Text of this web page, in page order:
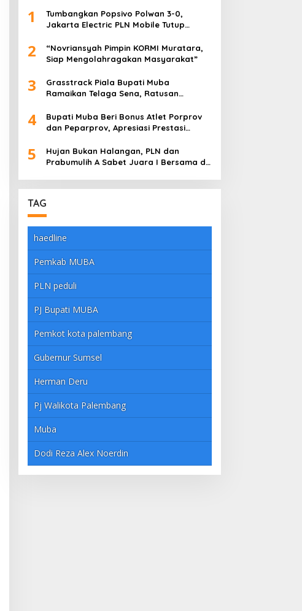
1
Tumbangkan Popsivo Polwan 3-0,
Jakarta Electric PLN Mobile Tutup
Meyakinkan
2
“Novriansyah Pimpin KORMI Muratara,
Siap Mengolahragakan Masyarakat”
3
Grasstrack Piala Bupati Muba
Ramaikan Telaga Sena, Ratusan
4
Bupati Muba Beri Bonus Atlet Porprov
dan Peparprov, Apresiasi Prestasi
5
Hujan Bukan Halangan, PLN dan
Prabumulih A Sabet Juara I Bersama di
TAG
haedline
Pemkab MUBA
PLN peduli
PJ Bupati MUBA
Pemkot kota palembang
Gubernur Sumsel
Herman Deru
Pj Walikota Palembang
Muba
Dodi Reza Alex Noerdin